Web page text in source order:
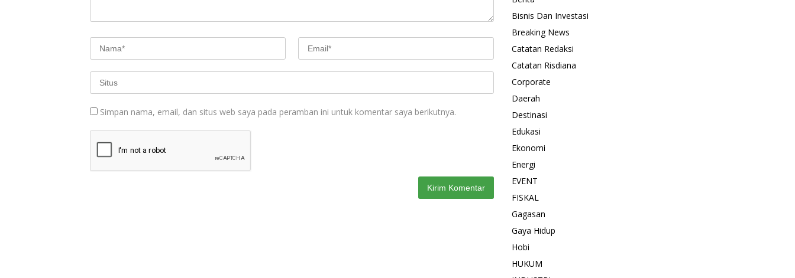
Simpan nama, email, dan situs web saya pada peramban ini untuk komentar saya berikutnya.
Bisnis Dan Investasi
Breaking News
Catatan Redaksi
Catatan Risdiana
Corporate
Daerah
Destinasi
Edukasi
Ekonomi
Energi
EVENT
FISKAL
Gagasan
Gaya Hidup
Hobi
HUKUM